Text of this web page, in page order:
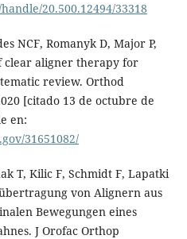
20.500.12494/33318
NCF, Romanyk D, Major P,
clear aligner therapy for
review. Orthod
[citado 13 de octubre de
en:
31651082/
T, Kilic F, Schmidt F, Lapatki
von Alignern aus
Bewegungen eines
J Orofac Orthop